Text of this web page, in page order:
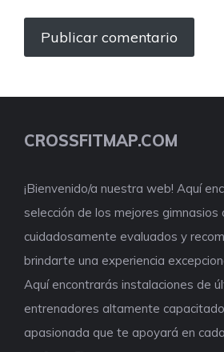
CROSSFITMAP.COM
¡Bienvenido/a nuestra web! Aquí
selección de los mejores gimnasios
cuidadosamente evaluados y
brindarte una experiencia
Aquí encontrarás instalaciones de
entrenadores altamente
apasionada que te apoyará en